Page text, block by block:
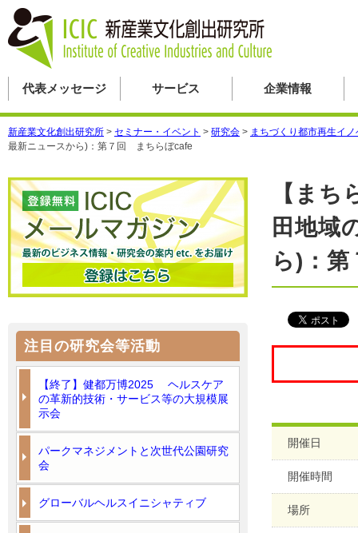
代表メッセージ サービス 企業情報
新産業文化創出研究所 > セミナー・イベント > 研究会 > まちづくり都市再生イ
最新ニュースから)：第７回 まちらぼcafe
【ま
田地域
ら)：
開催日
開催時間
場所
注目の研究会等活動
【終了】健都万博2025 ヘルスケア
の革新的技術・サービス等の大規模展
示会
パークマネジメントと次世代公園研究
会
グローバルヘルスイニシャティブ